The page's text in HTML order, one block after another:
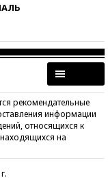
рекомендательные
информации
относящихся к
на